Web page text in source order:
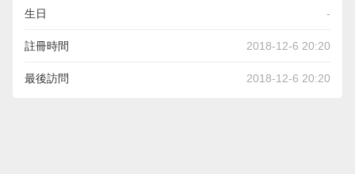
生日 -
註冊時間 2018-12-6 20:20
最後訪問 2018-12-6 20:20